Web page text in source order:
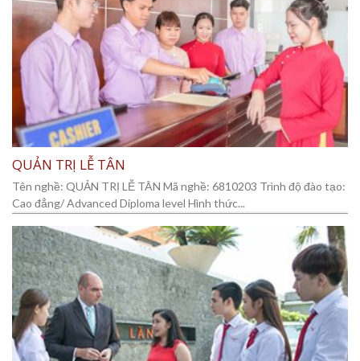
QUẢN TRỊ LỄ TÂN
Tên nghề: QUẢN TRỊ LỄ TÂN Mã nghề: 6810203 Trình độ đào tạo:
Cao đẳng/ Advanced Diploma level Hình thức...